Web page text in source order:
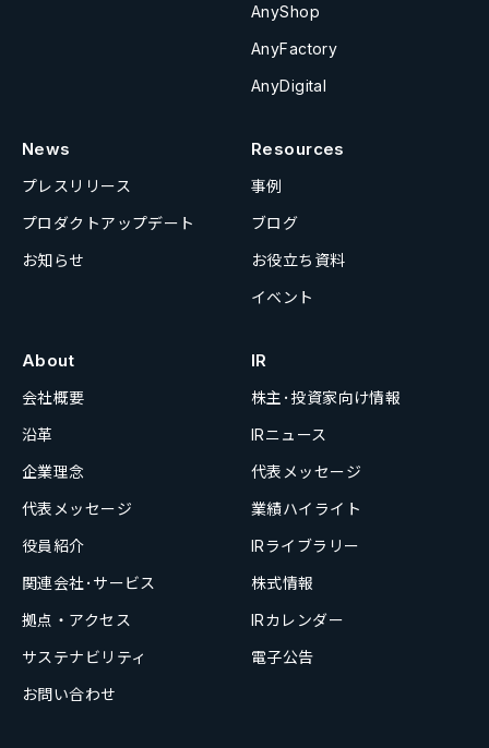
AnyShop
AnyFactory
AnyDigital
News
プレスリリース
プロダクトアップデート
お知らせ
Resources
事例
ブログ
お役立ち資料
イベント
About
会社概要
沿革
企業理念
代表メッセージ
役員紹介
関連会社･サービス
拠点・アクセス
サステナビリティ
お問い合わせ
IR
株主･投資家向け情報
IRニュース
代表メッセージ
業績ハイライト
IRライブラリー
株式情報
IRカレンダー
電子公告